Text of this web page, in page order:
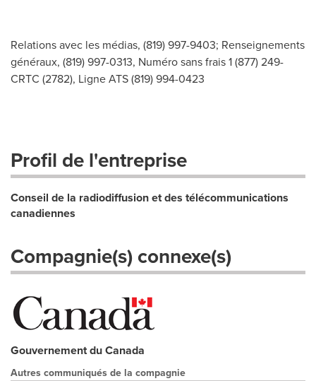
Relations avec les médias, (819) 997-9403; Renseignements
généraux, (819) 997-0313, Numéro sans frais 1 (877) 249-
CRTC (2782), Ligne ATS (819) 994-0423
Profil de l'entreprise
Conseil de la radiodiffusion et des télécommunications
canadiennes
Compagnie(s) connexe(s)
Gouvernement du Canada
Autres communiqués de la compagnie